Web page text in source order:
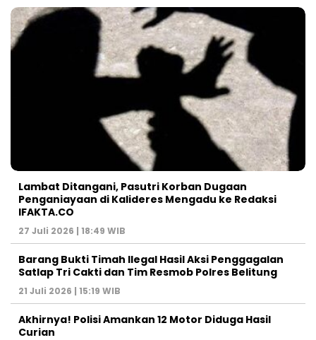
Lambat Ditangani, Pasutri Korban Dugaan
Penganiayaan di Kalideres Mengadu ke Redaksi
IFAKTA.CO
27 Juli 2026 | 18:49 WIB
Barang Bukti Timah Ilegal Hasil Aksi Penggagalan
Satlap Tri Cakti dan Tim Resmob Polres Belitung
21 Juli 2026 | 15:19 WIB
Akhirnya! Polisi Amankan 12 Motor Diduga Hasil
Curian